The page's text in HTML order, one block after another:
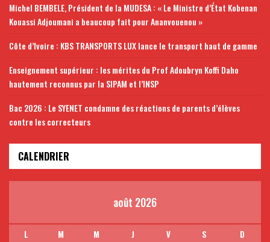
Michel BEMBELE, Président de la MUDESA : « Le Ministre d’État Kobenan
Kouassi Adjoumani a beaucoup fait pour Ananvouenou »
Côte d’Ivoire : KBS TRANSPORTS LUX lance le transport haut de gamme
Enseignement supérieur : les mérites du Prof Adoubryn Koffi Daho
hautement reconnus par la SIPAM et l’INSP
Bac 2026 : Le SYENET condamne des réactions de parents d’élèves
contre les correcteurs
CALENDRIER
août 2026
L M M J V S
D